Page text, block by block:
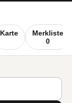
Karte
Merkliste
0